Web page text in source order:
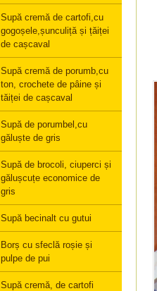
Supă cremă de cartofi,cu
gogoșele,șunculiță și țăiței
de cașcaval
Supă cremă de porumb,cu
ton, crochete de pâine și
tăiței de cașcaval
Supă de porumbel,cu
găluște de gris
Supă de brocoli, ciuperci și
gălușcuțe economice de
gris
Supă becinalt cu gutui
Borș cu sfeclă roșie și
pulpe de pui
Supă cremă, de cartofi